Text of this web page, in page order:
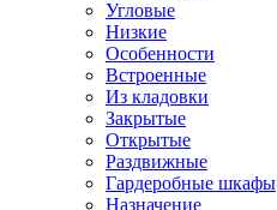
Угловые
Низкие
Особенности
Встроенные
Из кладовки
Закрытые
Открытые
Раздвижные
Гардеробные шкафы
Назначение